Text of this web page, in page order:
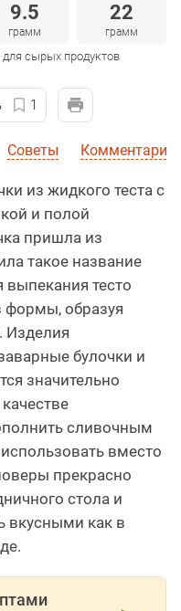
9.5
грамм
22
грамм
для сырых продуктов
1
Советы Комментарии
из жидкого теста с
и полой
пришла из
такое название
выпекания тесто
формы, образуя
булочки и
значительно
сливочным
вместо
прекрасно
стола и
вкусными как в